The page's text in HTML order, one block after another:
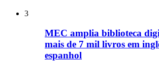
3
MEC amplia biblioteca
mais de 7 mil livros em
espanhol